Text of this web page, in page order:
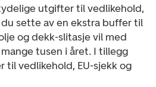
utgifter til vedlikehold,
sette av en ekstra buffer til
og dekk-slitasje vil med
tusen i året. I tillegg
til vedlikehold, EU-sjekk og